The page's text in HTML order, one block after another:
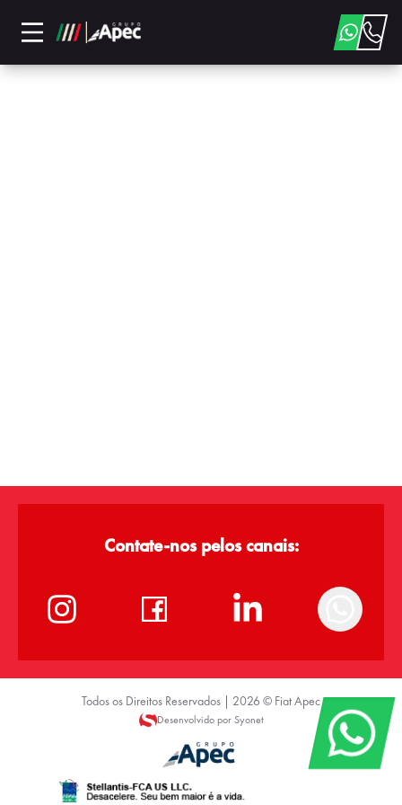
Contate-nos pelos canais:
Todos os Direitos Reservados | 2026 © Fiat Apec
Desenvolvido por Syonet